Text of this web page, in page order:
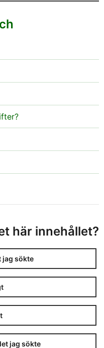
här innehållet?
jag sökte
jag sökte